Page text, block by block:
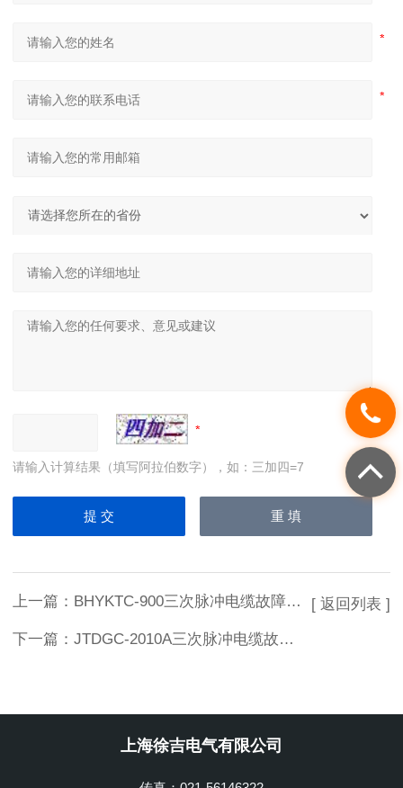
请输入计算结果（填写阿拉伯数字），如：三加四=7
上一篇： BHYKTC-900三次脉冲电缆故障测试仪
下一篇： JTDGC-2010A三次脉冲电缆故障测试仪
[ 返回列表 ]
上海徐吉电气有限公司